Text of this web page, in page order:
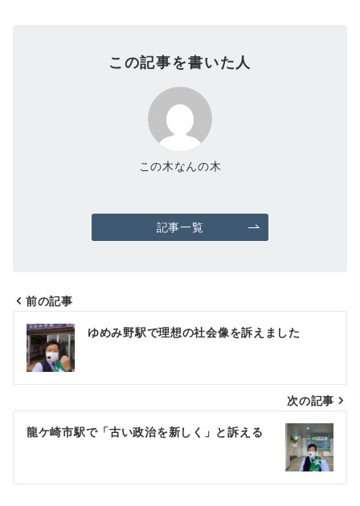
この記事を書いた人
この木なんの木
記事一覧
投
稿
ナ
ビ
ゲ
シ
前の記事
ゆめみ野駅で理想の社会像を訴えました
次の記事
龍ケ崎市駅で「古い政治を新しく」と訴える